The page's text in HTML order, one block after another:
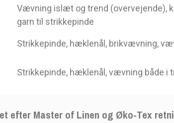
Vævning islæt og trend (overvejende),
garn til strikkepinde
Strikkepinde, hæklenål, brikvævning,
Strikkepinde, hæklenål, vævning både i
efter Master of Linen og Øko-Tex